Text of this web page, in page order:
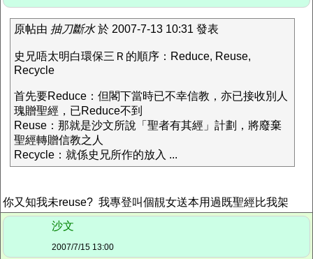
原帖由 抽刀斷水於 2007-7-13 10:31 發表
史兄唔太明白環保三Ｒ的順序：Reduce, Reuse,
Recycle
首先要Reduce：但閣下當時已不幸信教，亦已接收別人
瑰贈聖經，已Reduce不到
Reuse：那就是沙文所說「聖者有其經」計劃，將廢棄
聖經轉贈信教之人
Recycle：就係史兄所作的放入 ...
你又知我未reuse? 我專登叫個靚女送本用過既聖經比我架
沙文
2007/7/15 13:00